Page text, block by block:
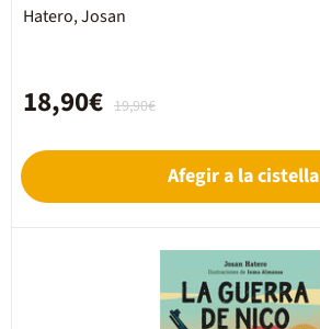
Hatero, Josan
19,90€
18,90€
Afegir a la cistella